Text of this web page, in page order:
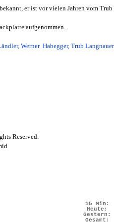
er ist vor vielen Jahren vom
aufgenommen.
Werner Habegger, Trub
Reserved.
15 Min:
Heute:
Gestern:
Gesamt: